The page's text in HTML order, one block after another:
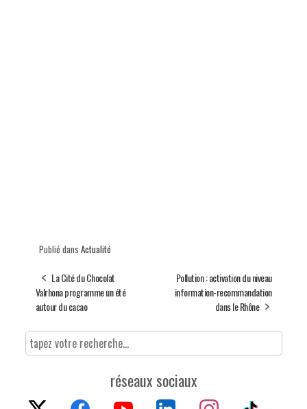
Publié dans Actualité
La Cité du Chocolat
Valrhona programme un été
autour du cacao
Pollution : activation du niveau
information-recommandation
dans le Rhône
réseaux sociaux